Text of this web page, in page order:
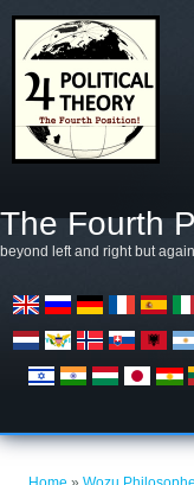
The Fourth
beyond left and right but